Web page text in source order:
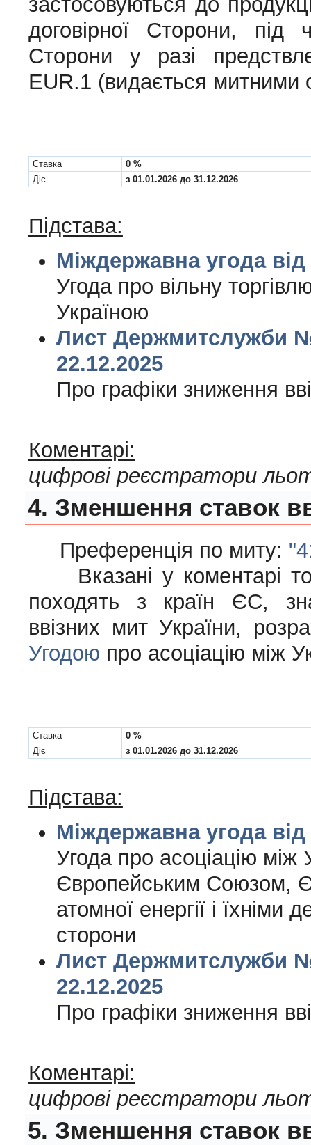
договірної Сторони, під
Сторони у разі
EUR.1 (видається митними
Cтавка
0 %
Діє
з 01.01.2026 до 31.12.2026
Підстава:
Угода про вiльну
Україною
Лист Держмитслужби №
22.12.2025
Про графiки зниження
Коментарі:
цифрові реєстратори
4. Зменшення ставок
Преференція по миту:
Вказані у коментарі
походять з країн ЄС,
ввізних мит України,
Угодою про асоціацію між
Cтавка
0 %
Діє
з 01.01.2026 до 31.12.2026
Підстава:
Угода про асоцiацiю мiж
Європейським Союзом,
атомної енергiї i їхнiми
сторони
Лист Держмитслужби №
22.12.2025
Про графiки зниження
Коментарі:
цифрові реєстратори
5. Зменшення ставок